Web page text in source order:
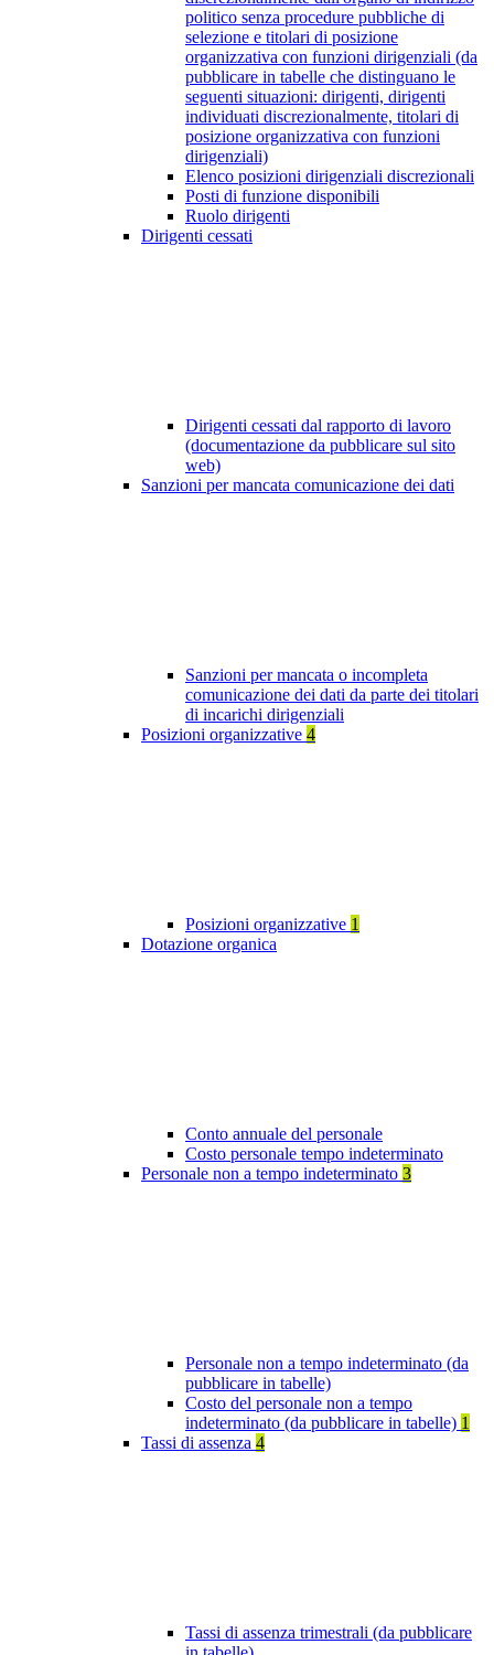
politico senza procedure pubbliche di
selezione e titolari di posizione
organizzativa con funzioni dirigenziali (da
pubblicare in tabelle che distinguano le
seguenti situazioni: dirigenti, dirigenti
individuati discrezionalmente, titolari di
posizione organizzativa con funzioni
dirigenziali)
Elenco posizioni dirigenziali discrezionali
Posti di funzione disponibili
Ruolo dirigenti
Dirigenti cessati
Dirigenti cessati dal rapporto di lavoro
(documentazione da pubblicare sul sito
web)
Sanzioni per mancata comunicazione dei dati
Sanzioni per mancata o incompleta
comunicazione dei dati da parte dei titolari
di incarichi dirigenziali
Posizioni organizzative 4
Posizioni organizzative 1
Dotazione organica
Conto annuale del personale
Costo personale tempo indeterminato
Personale non a tempo indeterminato 3
Personale non a tempo indeterminato (da
pubblicare in tabelle)
Costo del personale non a tempo
indeterminato (da pubblicare in tabelle) 1
Tassi di assenza 4
Tassi di assenza trimestrali (da pubblicare